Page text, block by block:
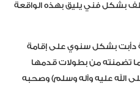
بشكل فني يليق بهذه الواقعة
دأبت بشكل سنوي على إقامة
تضمنته من بطولات قدمها
الله عليه وآله وسلم) وصحبه